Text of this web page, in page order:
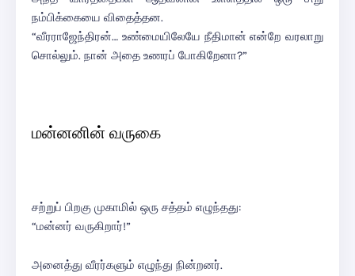
நம்பிக்கையை விதைத்தன.
“வீரராஜேந்திரன்… உண்மையிலேயே நீதிமான் என்றே வரலாறு
சொல்லும். நான் அதை உணரப் போகிறேனா?”
மன்னனின் வருகை
சற்றுப் பிறகு முகாமில் ஒரு சத்தம் எழுந்தது:
“மன்னர் வருகிறார்!”
அனைத்து வீரர்களும் எழுந்து நின்றனர்.